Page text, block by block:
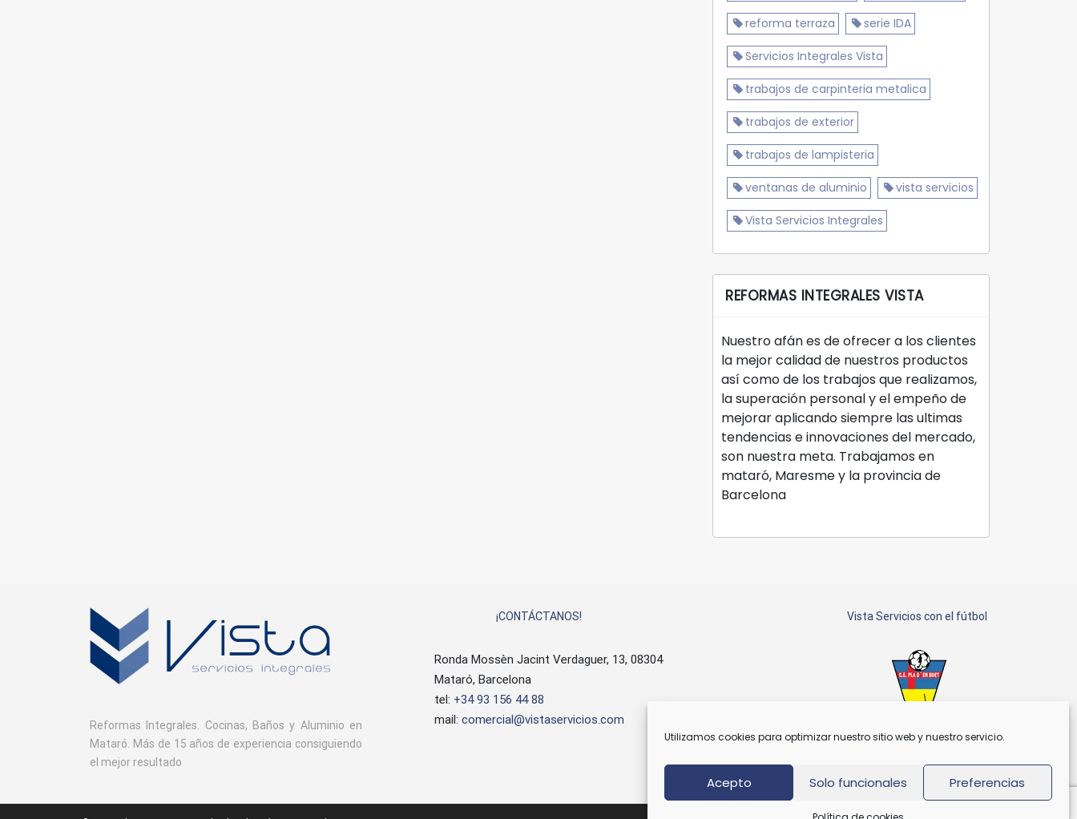
Utilizamos cookies para optimizar nuestro sitio web y nuestro servicio.
Acepto Solo funcionales Preferencias
reforma terraza serie IDA
Servicios Integrales Vista
trabajos de carpinteria metalica
trabajos de exterior
trabajos de lampisteria
ventanas de aluminio vista servicios
Vista Servicios Integrales
REFORMAS INTEGRALES VISTA
Nuestro afán es de ofrecer a los clientes
la mejor calidad de nuestros productos
así como de los trabajos que realizamos,
la superación personal y el empeño de
mejorar aplicando siempre las ultimas
tendencias e innovaciones del mercado,
son nuestra meta. Trabajamos en
mataró, Maresme y la provincia de
Barcelona
Reformas Integrales. Cocinas, Baños y Aluminio en
Mataró. Más de 15 años de experiencia consiguiendo
el mejor resultado
¡CONTÁCTANOS!
Ronda Mossèn Jacint Verdaguer, 13, 08304
Mataró, Barcelona
tel: +34 93 156 44 88
mail: comercial@vistaservicios.com
Vista Servicios con el fútbol